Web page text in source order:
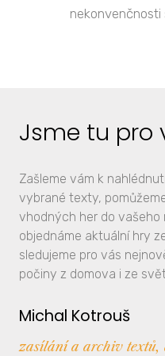
nekonvenčnosti
Jsme tu pro
Zašleme vám k
vybrané texty,
vhodných her do vašeho
objednáme aktuální hry
sledujeme pro vás
počiny z domova i ze
Michal Kotrouš
zasílání a archiv textů,